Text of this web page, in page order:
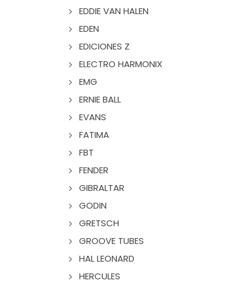
EDDIE VAN HALEN
EDEN
EDICIONES Z
ELECTRO HARMONIX
EMG
ERNIE BALL
EVANS
FATIMA
FBT
FENDER
GIBRALTAR
GODIN
GRETSCH
GROOVE TUBES
HAL LEONARD
HERCULES